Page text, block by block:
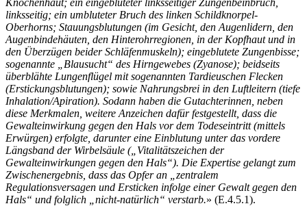
linksseitig; ein umbluteter Bruch des linken Schildknorpel-
Oberhorns; Stauungsblutungen (im Gesicht, den Augenlidern, den
Augenbindehäuten, den Hinterohrregionen, in der Kopfhaut und in
den Überzügen beider Schläfenmuskeln); eingeblutete Zungenbisse;
sogenannte „Blausucht“ des Hirngewebes (Zyanose); beidseits
überblähte Lungenflügel mit sogenannten Tardieuschen Flecken
(Erstickungsblutungen); sowie Nahrungsbrei in den Luftleitern (tiefe
Inhalation/Apiration). Sodann haben die Gutachterinnen, neben
diese Merkmalen, weitere Anzeichen dafür festgestellt, dass die
Gewalteinwirkung gegen den Hals vor dem Todeseintritt (mittels
Erwürgen) erfolgte, darunter eine Einblutung unter das vordere
Längsband der Wirbelsäule („Vitalitätszeichen der
Gewalteinwirkungen gegen den Hals“). Die Expertise gelangt zum
Zwischenergebnis, dass das Opfer an „zentralem
Regulationsversagen und Ersticken infolge einer Gewalt gegen den
Hals“ und folglich „nicht-natürlich“ verstarb.» (E.4.5.1).